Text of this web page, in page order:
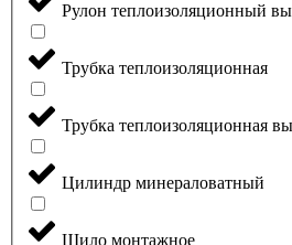
Рулон теплоизоляционный
Трубка теплоизоляционная
Трубка теплоизоляционная
Цилиндр минераловатный
Шило монтажное